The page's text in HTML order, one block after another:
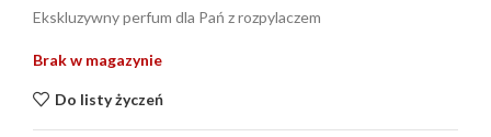
Ekskluzywny perfum dla Pań z rozpylaczem
Brak w magazynie
Do listy życzeń